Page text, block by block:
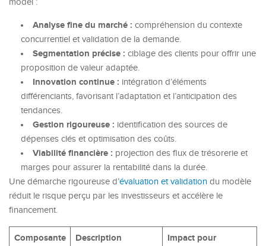
model :
Analyse fine du marché : compréhension du contexte
concurrentiel et validation de la demande.
Segmentation précise : ciblage des clients pour offrir une
proposition de valeur adaptée.
Innovation continue : intégration d’éléments
différenciants, favorisant l’adaptation et l’anticipation des
tendances.
Gestion rigoureuse : identification des sources de
dépenses clés et optimisation des coûts.
Viabilité financière : projection des flux de trésorerie et
marges pour assurer la rentabilité dans la durée.
Une démarche rigoureuse d’évaluation et validation du modèle
réduit le risque perçu par les investisseurs et accélère le
financement.
Composante Description
Impact pour